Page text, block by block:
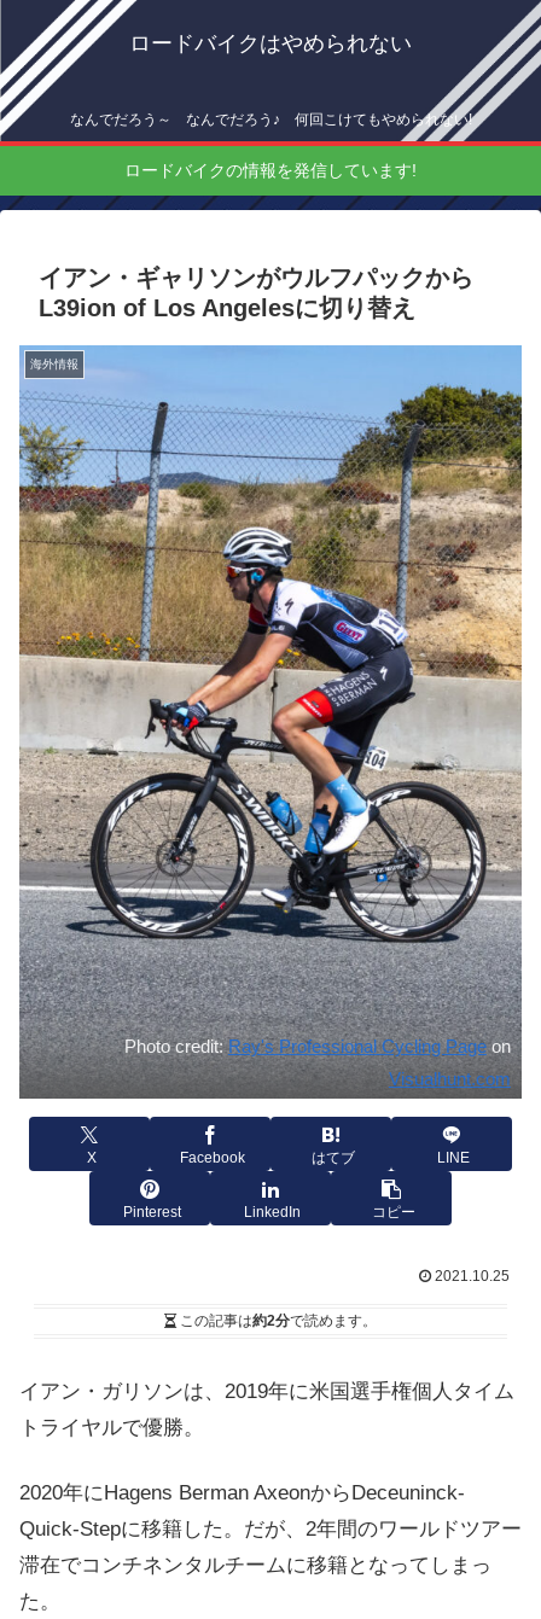
ロードバイクはやめられない
なんでだろう～ なんでだろう♪ 何回こけてもやめられない!
ロードバイクの情報を発信しています!
イアン・ギャリソンがウルフパックから
L39ion of Los Angelesに切り替え
海外情報
Photo credit:Ray's Professional Cycling Pageon
Visualhunt.com
X Facebook はてブ LINE
Pinterest LinkedIn コピー
2021.10.25
この記事は約2分で読めます。
イアン・ガリソンは、2019年に米国選手権個人タイム
トライヤルで優勝。
2020年にHagens Berman AxeonからDeceuninck-
Quick-Stepに移籍した。だが、2年間のワールドツアー
滞在でコンチネンタルチームに移籍となってしまっ
た。